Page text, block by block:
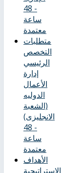
- 48
ساعة
معتمدة
متطلبات
التخصص
الرئيسي
إدارة
الأعمال
الدوليه
(الشعبة
الانجليزى)
- 48
ساعة
معتمدة
الأهداف
الاستراتيجية